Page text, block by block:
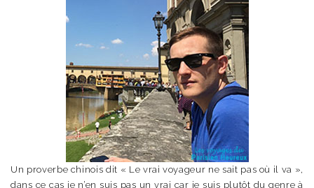
Un proverbe chinois dit « Le vrai voyageur ne sait pas où il va »,
dans ce cas je n’en suis pas un vrai car je suis plutôt du genre à